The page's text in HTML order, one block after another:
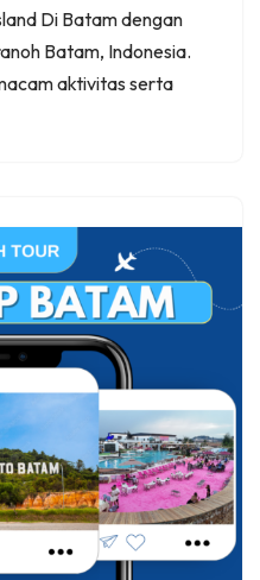
Di Batam dengan
Batam, Indonesia.
aktivitas serta